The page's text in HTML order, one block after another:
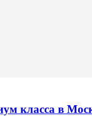
класса в